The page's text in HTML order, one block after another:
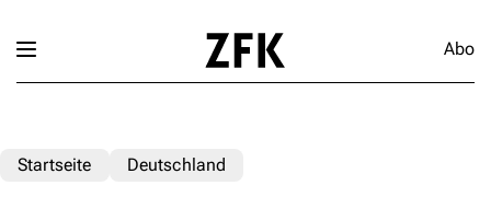
Abo
Startseite Deutschland